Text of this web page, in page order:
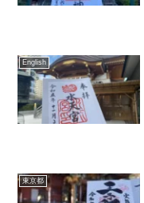
English
東京都